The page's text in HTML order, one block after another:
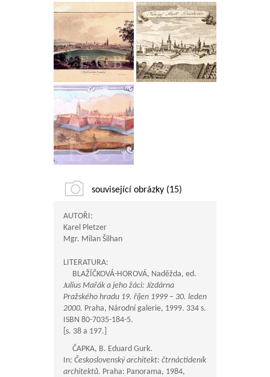
související obrázky (15)
AUTOŘI:
Karel Pletzer
Mgr. Milan Šilhan
LITERATURA:
BLAŽÍČKOVÁ-HOROVÁ, Naděžda, ed.
Julius Mařák a jeho žáci: Jízdárna
Pražského hradu 19. říjen 1999 – 30. leden
2000. Praha, Národní galerie, 1999. 334 s.
ISBN 80-7035-184-5.
[s. 38 a 197.]
ČAPKA, B. Eduard Gurk.
In: Československý architekt: čtrnáctideník
architektů. Praha: Panorama, 1984,